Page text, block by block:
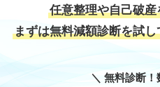
任意整理や自己破
まずは無料減額診断を試
＼ 無料診断